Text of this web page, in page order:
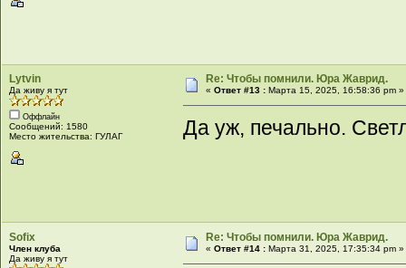
Lytvin
Да живу я тут
Оффлайн
Сообщений: 1580
Место жительства: ГУЛАГ
Re: Чтобы помнили. Юра Жаврид.
«Ответ #13 : Марта 15, 2025, 16:58:36 pm »
Да уж, печально.
Sofix
Член клуба
Да живу я тут
Re: Чтобы помнили. Юра Жаврид.
«Ответ #14 : Марта 31, 2025, 17:35:34 pm »